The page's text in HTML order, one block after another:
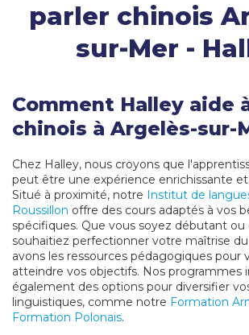
parler chinois
sur-Mer -
Comment Halley aide
chinois à Argelès-sur-
Chez Halley, nous croyons que
peut être une expérience enrichissante et
Situé à proximité, notre Institut de
Roussillon offre des cours adaptés à vos
spécifiques. Que vous soyez débutant ou
souhaitiez perfectionner votre maîtrise
avons les ressources pédagogiques pour
atteindre vos objectifs. Nos programmes
également des options pour diversifier
linguistiques, comme notre Formation
Formation Polonais.